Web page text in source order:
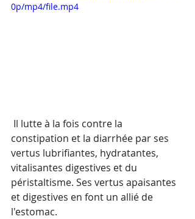
0p/mp4/file.mp4
constipation et la diarrhée par ses
vertus lubrifiantes, hydratantes,
vitalisantes digestives et du
péristaltisme. Ses vertus apaisantes
et digestives en font un allié de
l'estomac.